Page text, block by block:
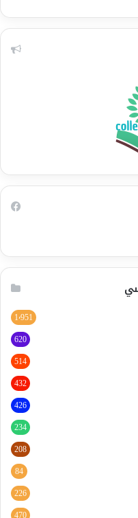
1٬951
620
514
432
426
234
208
84
226